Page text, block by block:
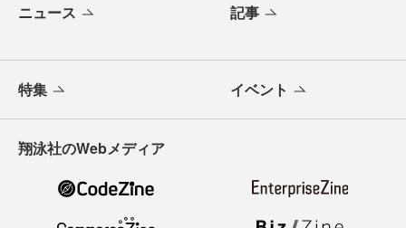
ニュース 記事
特集 イベント
翔泳社のWebメディア